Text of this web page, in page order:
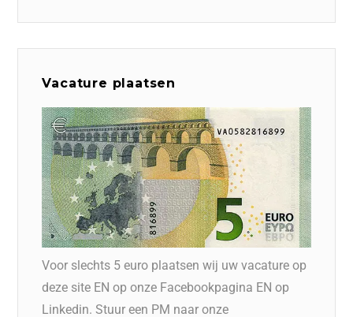
Vacature plaatsen
Voor slechts 5 euro plaatsen wij uw vacature op
deze site EN op onze Facebookpagina EN op
Linkedin. Stuur een PM naar onze